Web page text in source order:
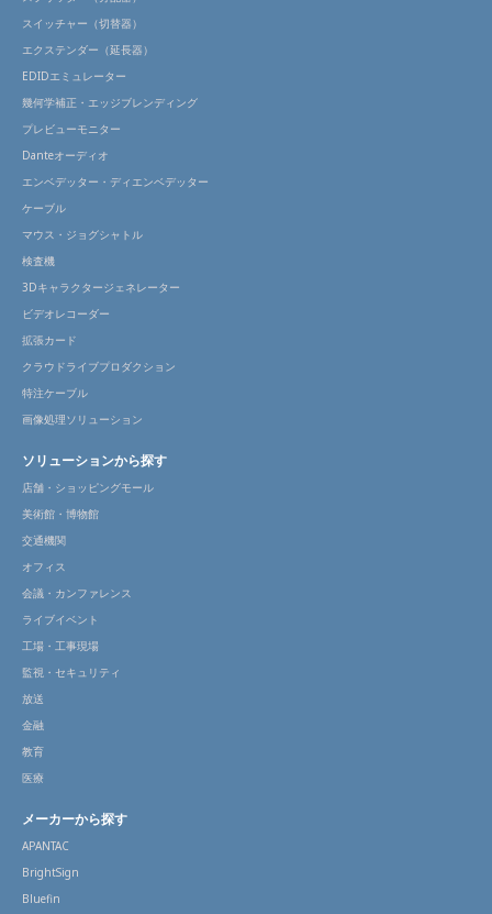
スイッチャー（切替器）
エクステンダー（延長器）
EDIDエミュレーター
幾何学補正・エッジブレンディング
プレビューモニター
Danteオーディオ
エンベデッター・ディエンベデッター
ケーブル
マウス・ジョグシャトル
検査機
3Dキャラクタージェネレーター
ビデオレコーダー
拡張カード
クラウドライブプロダクション
特注ケーブル
画像処理ソリューション
ソリューションから探す
店舗・ショッピングモール
美術館・博物館
交通機関
オフィス
会議・カンファレンス
ライブイベント
工場・工事現場
監視・セキュリティ
放送
金融
教育
医療
メーカーから探す
APANTAC
BrightSign
Bluefin